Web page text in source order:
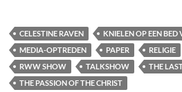
CELESTINE RAVEN KNIELEN OP EEN BED
MEDIA-OPTREDEN
PAPER RELIGIE
RWW SHOW
TALKSHOW
THE
THE PASSION OF THE CHRIST